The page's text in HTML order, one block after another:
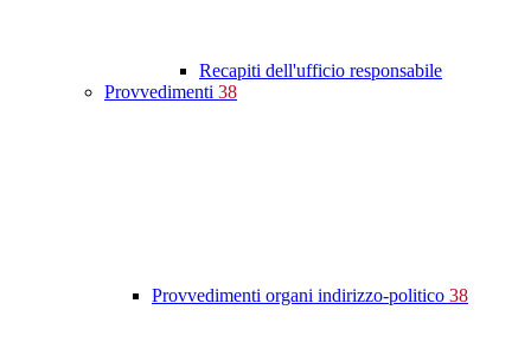
Recapiti dell'ufficio responsabile
Provvedimenti 38
Provvedimenti organi indirizzo-politico 38